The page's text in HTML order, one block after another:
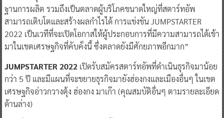
ฐานการผลิต รวมถึงเป็นตลาดผู้บริโภคขนาดใหญ่ที่สตาร์ทอัพ
สามารถเติบโตและสร้างผลกำไรได้ การแข่งขัน JUMPSTARTER
2022 เป็นเวทีที่จะเปิดโอกาสให้ผู้ประกอบการที่มีความสามารถได้เข้า
มาในเขตเศรษฐกิจที่คับคั่งนี้ ซึ่งตลาดยังมีศักยภาพอีกมาก”
JUMPSTARTER 2022เปิดรับสมัครสตาร์ทอัพที่ดำเนินธุรกิจมาน้อย
กว่า 5 ปี และมีแผนที่จะขยายธุรกิจมายังฮ่องกงและเมืองอื่นๆ ในเขต
เศรษฐกิจอ่าวกวางตุ้ง ฮ่องกง มาเก๊า (คุณสมบัติอื่นๆ ตามรายละเอียด
ด้านล่าง)